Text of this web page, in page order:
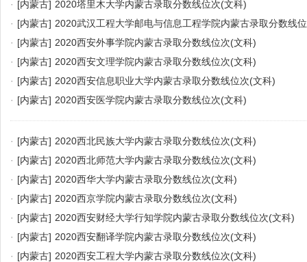
· [内蒙古] 2020塔里木大学内蒙古录取分数线位次(文科)
· [内蒙古] 2020武汉工程大学邮电与信息工程学院内蒙古录取分数线
· [内蒙古] 2020西安外事学院内蒙古录取分数线位次(文科)
· [内蒙古] 2020西安文理学院内蒙古录取分数线位次(文科)
· [内蒙古] 2020西安信息职业大学内蒙古录取分数线位次(文科)
· [内蒙古] 2020西安医学院内蒙古录取分数线位次(文科)
· [内蒙古] 2020西北民族大学内蒙古录取分数线位次(文科)
· [内蒙古] 2020西北师范大学内蒙古录取分数线位次(文科)
· [内蒙古] 2020西华大学内蒙古录取分数线位次(文科)
· [内蒙古] 2020西京学院内蒙古录取分数线位次(文科)
· [内蒙古] 2020西安财经大学行知学院内蒙古录取分数线位次(文科)
· [内蒙古] 2020西安翻译学院内蒙古录取分数线位次(文科)
· [内蒙古] 2020西安工程大学内蒙古录取分数线位次(文科)